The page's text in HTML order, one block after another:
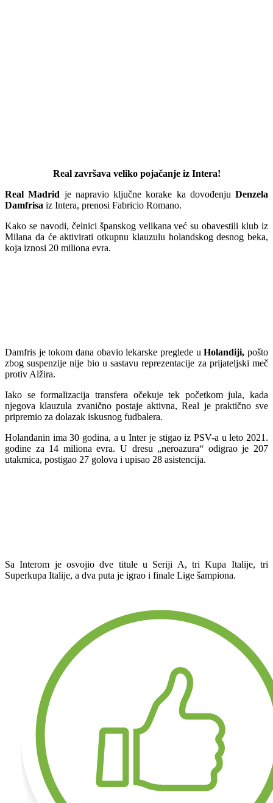
Real završava veliko pojačanje iz Intera!
Real Madrid je napravio ključne korake ka dovođenju Denzela
Damfrisa iz Intera, prenosi Fabricio Romano.
Kako se navodi, čelnici španskog velikana već su obavestili klub iz
Milana da će aktivirati otkupnu klauzulu holandskog desnog beka,
koja iznosi 20 miliona evra.
Damfris je tokom dana obavio lekarske preglede uHolandiji, pošto
zbog suspenzije nije bio u sastavu reprezentacije za prijateljski meč
protiv Alžira.
Iako se formalizacija transfera očekuje tek početkom jula, kada
njegova klauzula zvanično postaje aktivna, Real je praktično sve
pripremio za dolazak iskusnog fudbalera.
Holanđanin ima 30 godina, a u Inter je stigao iz PSV-a u leto 2021.
godine za 14 miliona evra. U dresu „neroazura“ odigrao je 207
utakmica, postigao 27 golova i upisao 28 asistencija.
Sa Interom je osvojio dve titule u Seriji A, tri Kupa Italije, tri
Superkupa Italije, a dva puta je igrao i finale Lige šampiona.